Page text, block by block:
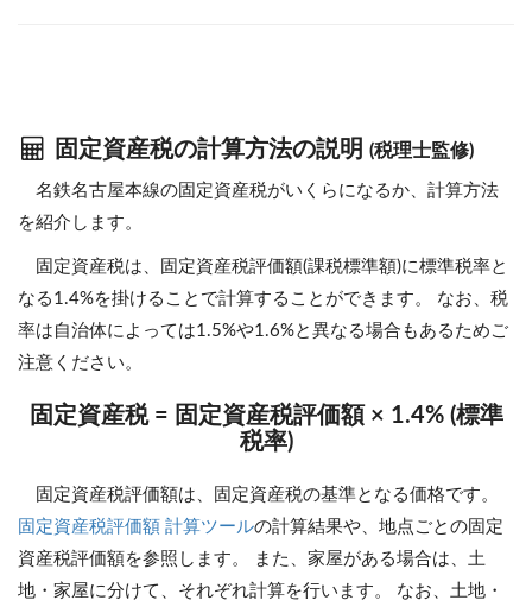
固定資産税の計算方法の説明 (税理士監修)
名鉄名古屋本線の固定資産税がいくらになるか、計算方法
を紹介します。
固定資産税は、固定資産税評価額(課税標準額)に標準税率と
なる1.4%を掛けることで計算することができます。 なお、税
率は自治体によっては1.5%や1.6%と異なる場合もあるためご
注意ください。
固定資産税 = 固定資産税評価額 × 1.4% (標準
税率)
固定資産税評価額は、固定資産税の基準となる価格です。
固定資産税評価額 計算ツールの計算結果や、地点ごとの固定
資産税評価額を参照します。 また、家屋がある場合は、土
地・家屋に分けて、それぞれ計算を行います。 なお、土地・